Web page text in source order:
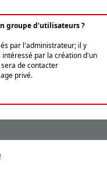
groupe d'utilisateurs ?
par l'administrateur; il y
intéressé par la création d'un
de contacter
privé.